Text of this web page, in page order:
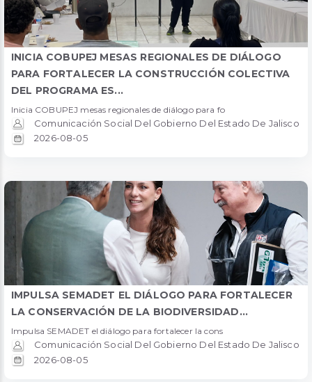
INICIA COBUPEJ MESAS REGIONALES DE DIÁLOGO
PARA FORTALECER LA CONSTRUCCIÓN COLECTIVA
DEL PROGRAMA ES...
Inicia COBUPEJ mesas regionales de diálogo para fo
Comunicación Social Del Gobierno Del Estado De Jalisco
2026-08-05
IMPULSA SEMADET EL DIÁLOGO PARA FORTALECER
LA CONSERVACIÓN DE LA BIODIVERSIDAD...
Impulsa SEMADET el diálogo para fortalecer la cons
Comunicación Social Del Gobierno Del Estado De Jalisco
2026-08-05